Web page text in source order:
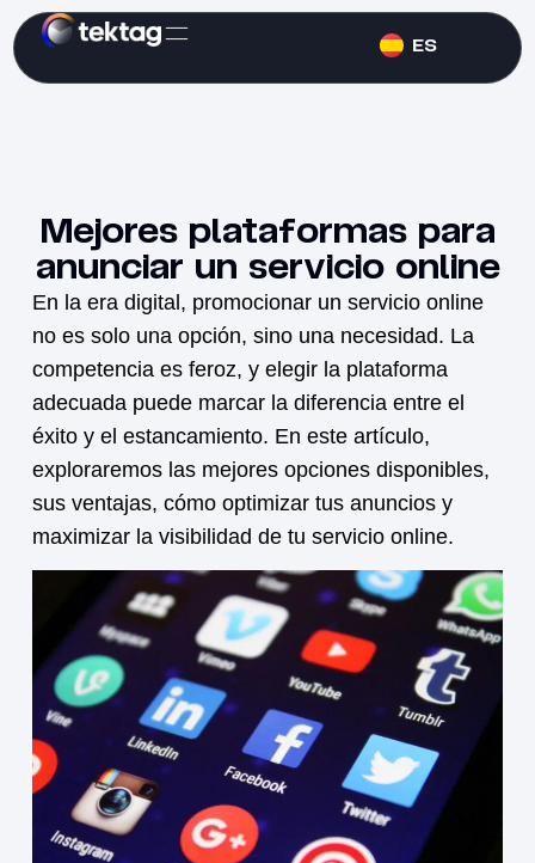
ES
Mejores plataformas para
anunciar un servicio online
En la era digital, promocionar un servicio online
no es solo una opción, sino una necesidad. La
competencia es feroz, y elegir la plataforma
adecuada puede marcar la diferencia entre el
éxito y el estancamiento. En este artículo,
exploraremos las mejores opciones disponibles,
sus ventajas, cómo optimizar tus anuncios y
maximizar la visibilidad de tu servicio online.